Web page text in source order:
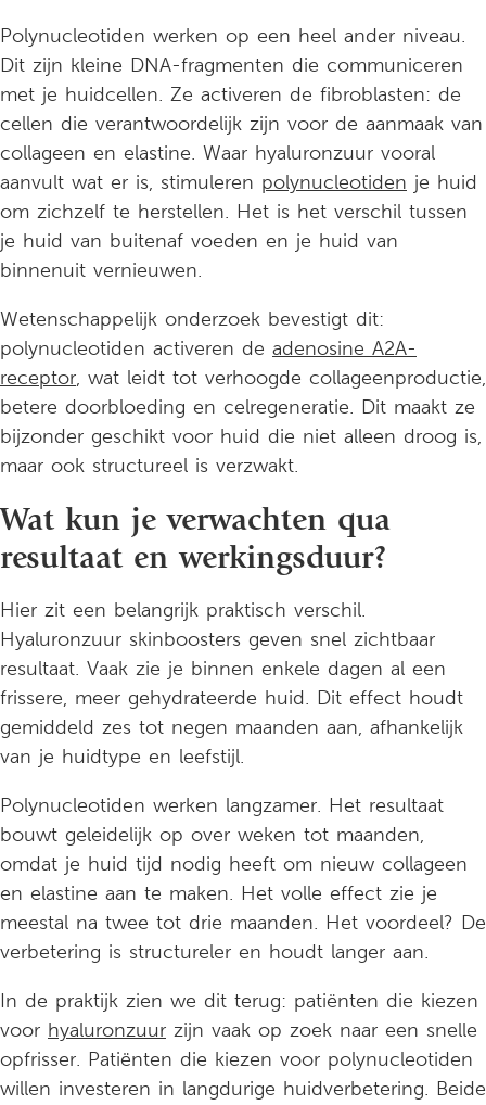
Polynucleotiden werken op een heel ander niveau.
Dit zijn kleine DNA-fragmenten die communiceren
met je huidcellen. Ze activeren de fibroblasten: de
cellen die verantwoordelijk zijn voor de aanmaak van
collageen en elastine. Waar hyaluronzuur vooral
aanvult wat er is, stimuleren polynucleotiden je huid
om zichzelf te herstellen. Het is het verschil tussen
je huid van buitenaf voeden en je huid van
binnenuit vernieuwen.
Wetenschappelijk onderzoek bevestigt dit:
polynucleotiden activeren de adenosine A2A-
receptor, wat leidt tot verhoogde collageenproductie,
betere doorbloeding en celregeneratie. Dit maakt ze
bijzonder geschikt voor huid die niet alleen droog is,
maar ook structureel is verzwakt.
Wat kun je verwachten qua
resultaat en werkingsduur?
Hier zit een belangrijk praktisch verschil.
Hyaluronzuur skinboosters geven snel zichtbaar
resultaat. Vaak zie je binnen enkele dagen al een
frissere, meer gehydrateerde huid. Dit effect houdt
gemiddeld zes tot negen maanden aan, afhankelijk
van je huidtype en leefstijl.
Polynucleotiden werken langzamer. Het resultaat
bouwt geleidelijk op over weken tot maanden,
omdat je huid tijd nodig heeft om nieuw collageen
en elastine aan te maken. Het volle effect zie je
meestal na twee tot drie maanden. Het voordeel? De
verbetering is structureler en houdt langer aan.
In de praktijk zien we dit terug: patiënten die kiezen
voor hyaluronzuur zijn vaak op zoek naar een snelle
opfrisser. Patiënten die kiezen voor polynucleotiden
willen investeren in langdurige huidverbetering. Beide